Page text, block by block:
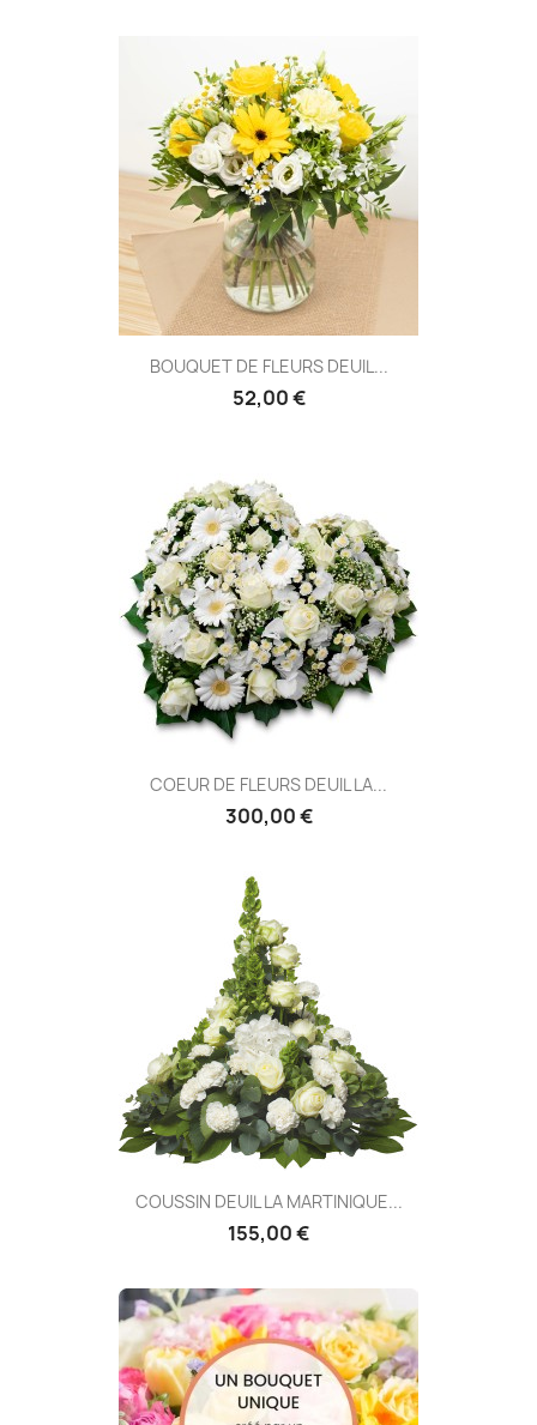
BOUQUET DE FLEURS DEUIL...
52,00 €
COEUR DE FLEURS DEUIL LA...
300,00 €
COUSSIN DEUIL LA MARTINIQUE...
155,00 €